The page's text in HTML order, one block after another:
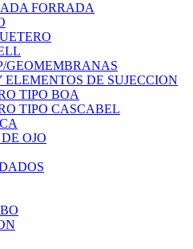
FORRADA
GEOMEMBRANAS
DE SUJECCION
TIPO BOA
TIPO CASCABEL
OJO